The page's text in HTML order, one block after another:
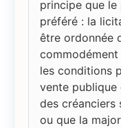
principe que
préféré : la
être ordonnée
les conditions
vente publique
des créanciers
ou que la